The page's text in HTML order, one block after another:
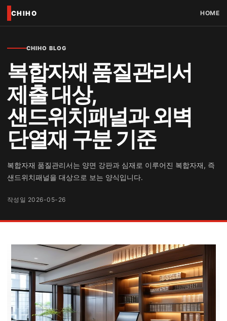
CHIHO HOME
CHIHO BLOG
복합자재 품질관리서
제출 대상,
샌드위치패널과 외벽
단열재 구분 기준
복합자재 품질관리서는 양면 강판과 심재로 이루어진 복합자재, 즉
샌드위치패널을 대상으로 보는 양식입니다.
작성일 2026-05-26